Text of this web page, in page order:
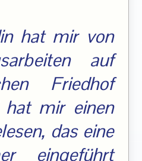
hat mir von
auf
Friedhof
hat mir einen
das eine
eingeführt